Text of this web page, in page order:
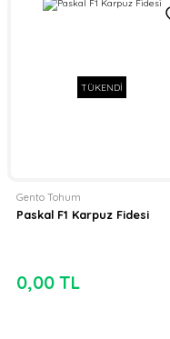
TÜKENDİ
Gento Tohum
Paskal F1 Karpuz Fidesi
0,00 TL